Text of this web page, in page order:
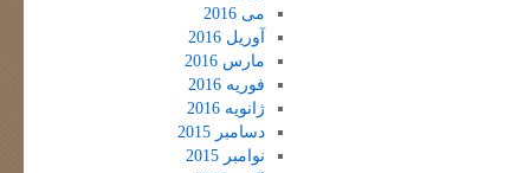
می 2016
آوریل 2016
مارس 2016
فوریه 2016
ژانویه 2016
دسامبر 2015
نوامبر 2015